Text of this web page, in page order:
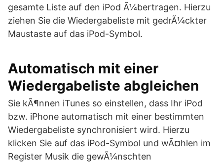
gesamte Liste auf den iPod Ã¼bertragen. Hierzu
ziehen Sie die Wiedergabeliste mit gedrÃ¼ckter
Maustaste auf das iPod-Symbol.
Automatisch mit einer
Wiedergabeliste abgleichen
Sie kÃ¶nnen iTunes so einstellen, dass Ihr iPod
bzw. iPhone automatisch mit einer bestimmten
Wiedergabeliste synchronisiert wird. Hierzu
klicken Sie auf das iPod-Symbol und wÃ¤hlen im
Register Musik die gewÃ¼nschten